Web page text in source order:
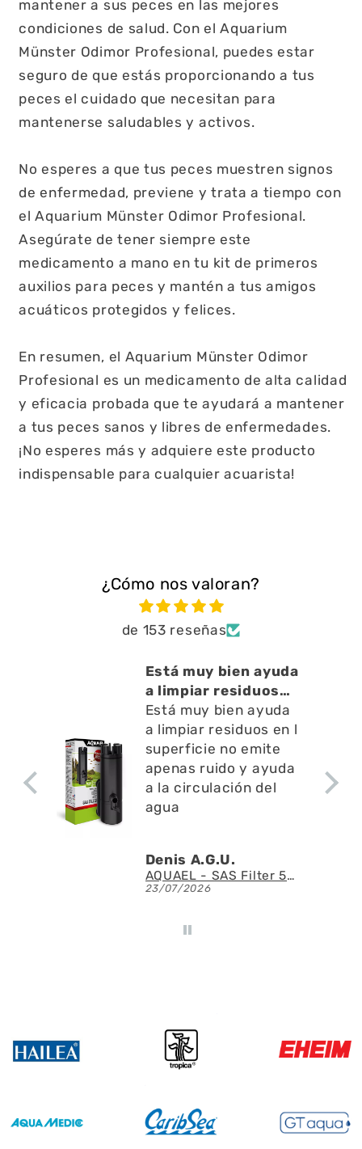
mantener a sus peces en las mejores
condiciones de salud. Con el Aquarium
Münster Odimor Profesional, puedes estar
seguro de que estás proporcionando a tus
peces el cuidado que necesitan para
mantenerse saludables y activos.
No esperes a que tus peces muestren signos
de enfermedad, previene y trata a tiempo con
el Aquarium Münster Odimor Profesional.
Asegúrate de tener siempre este
medicamento a mano en tu kit de primeros
auxilios para peces y mantén a tus amigos
acuáticos protegidos y felices.
En resumen, el Aquarium Münster Odimor
Profesional es un medicamento de alta calidad
y eficacia probada que te ayudará a mantener
a tus peces sanos y libres de enfermedades.
¡No esperes más y adquiere este producto
indispensable para cualquier acuarista!
¿Cómo nos valoran?
de 153 reseñas
Está muy bien ayuda
a limpiar residuos
en l
Está muy bien ayuda
a limpiar residuos en l
superficie no emite
apenas ruido y ayuda
a la circulación del
agua
Denis A.G.U.
AQUAEL - SAS Filter 500 - Skimmer de superficie
23/07/2026